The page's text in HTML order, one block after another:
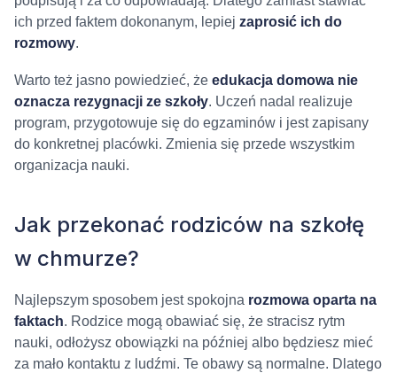
ich przed faktem dokonanym, lepiej zaprosić ich do
rozmowy.
Warto też jasno powiedzieć, że edukacja domowa nie
oznacza rezygnacji ze szkoły. Uczeń nadal realizuje
program, przygotowuje się do egzaminów i jest zapisany
do konkretnej placówki. Zmienia się przede wszystkim
organizacja nauki.
Jak przekonać rodziców na szkołę
w chmurze?
Najlepszym sposobem jest spokojna rozmowa oparta na
faktach. Rodzice mogą obawiać się, że stracisz rytm
nauki, odłożysz obowiązki na później albo będziesz mieć
za mało kontaktu z ludźmi. Te obawy są normalne. Dlatego